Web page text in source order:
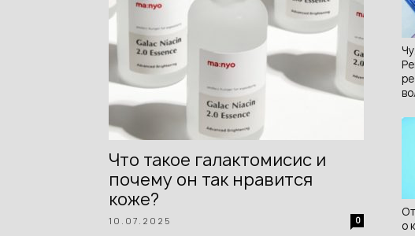
Что такое галактомисис и
почему он так нравится
коже?
10.07.2025 0
о